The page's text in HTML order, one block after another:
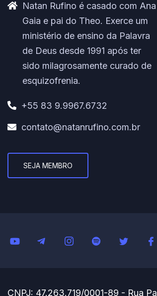
Natan Rufino é casado com Ana
Gaia e pai do Theo. Exerce um
ministério de ensino da Palavra
de Deus desde 1991 após ter
sido milagrosamente curado de
esquizofrenia.
+55 83 9.9967.6732
contato@natanrufino.com.br
SEJA MEMBRO
CNPJ: 47.263.719/0001-89 - Rua